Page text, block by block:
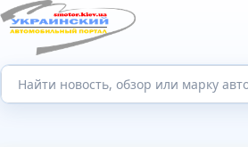
Поиск по сайту